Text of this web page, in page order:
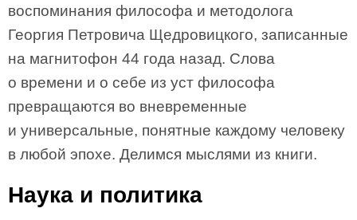
воспоминания философа и методолога
Георгия Петровича Щедровицкого, записанные
на магнитофон 44 года назад. Слова
о времени и о себе из уст философа
превращаются во вневременные
и универсальные, понятные каждому человеку
в любой эпохе. Делимся мыслями из книги.
Наука и политика